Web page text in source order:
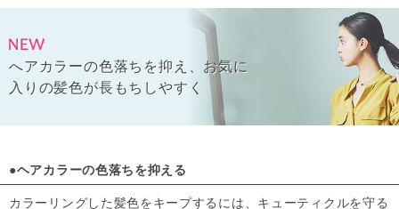
へアカラーの色落ちを抑え、お気に
入りの髪色が長もちしやすく
●ヘアカラーの色落ちを抑える
カラーリングした髪色をキープするには、キューティクルを守る